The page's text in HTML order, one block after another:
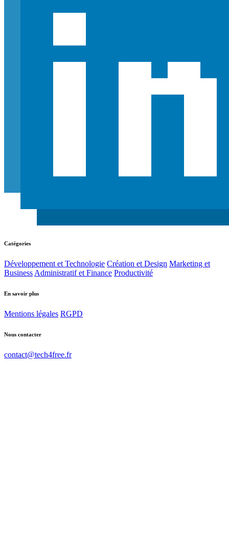
Catégories
Développement et Technologie Création et Design Marketing et
Business Administratif et Finance Productivité
En savoir plus
Mentions légales RGPD
Nous contacter
contact@tech4free.fr